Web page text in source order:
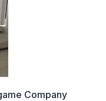
Company